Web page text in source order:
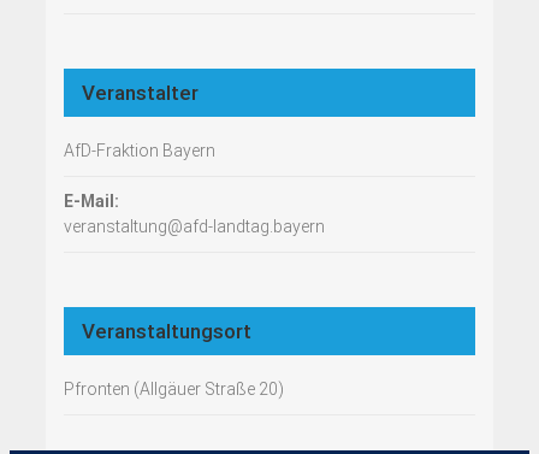
Veranstalter
AfD-Fraktion Bayern
E-Mail:
veranstaltung@afd-landtag.bayern
Veranstaltungsort
Pfronten (Allgäuer Straße 20)